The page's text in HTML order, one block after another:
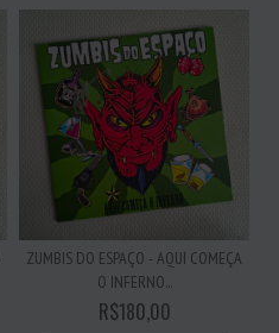
ZUMBIS DO ESPAÇO - AQUI COMEÇA
O INFERNO...
R$180,00